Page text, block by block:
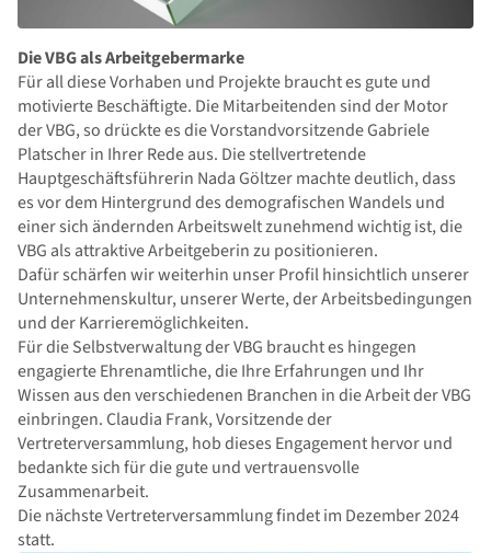
Die VBG als Arbeitgebermarke
Für all diese Vorhaben und Projekte braucht es gute und
motivierte Beschäftigte. Die Mitarbeitenden sind der Motor
der VBG, so drückte es die Vorstandvorsitzende Gabriele
Platscher in Ihrer Rede aus. Die stellvertretende
Hauptgeschäftsführerin Nada Göltzer machte deutlich, dass
es vor dem Hintergrund des demografischen Wandels und
einer sich ändernden Arbeitswelt zunehmend wichtig ist, die
VBG als attraktive Arbeitgeberin zu positionieren.
Dafür schärfen wir weiterhin unser Profil hinsichtlich unserer
Unternehmenskultur, unserer Werte, der Arbeitsbedingungen
und der Karrieremöglichkeiten.
Für die Selbstverwaltung der VBG braucht es hingegen
engagierte Ehrenamtliche, die Ihre Erfahrungen und Ihr
Wissen aus den verschiedenen Branchen in die Arbeit der VBG
einbringen. Claudia Frank, Vorsitzende der
Vertreterversammlung, hob dieses Engagement hervor und
bedankte sich für die gute und vertrauensvolle
Zusammenarbeit.
Die nächste Vertreterversammlung findet im Dezember 2024
statt.